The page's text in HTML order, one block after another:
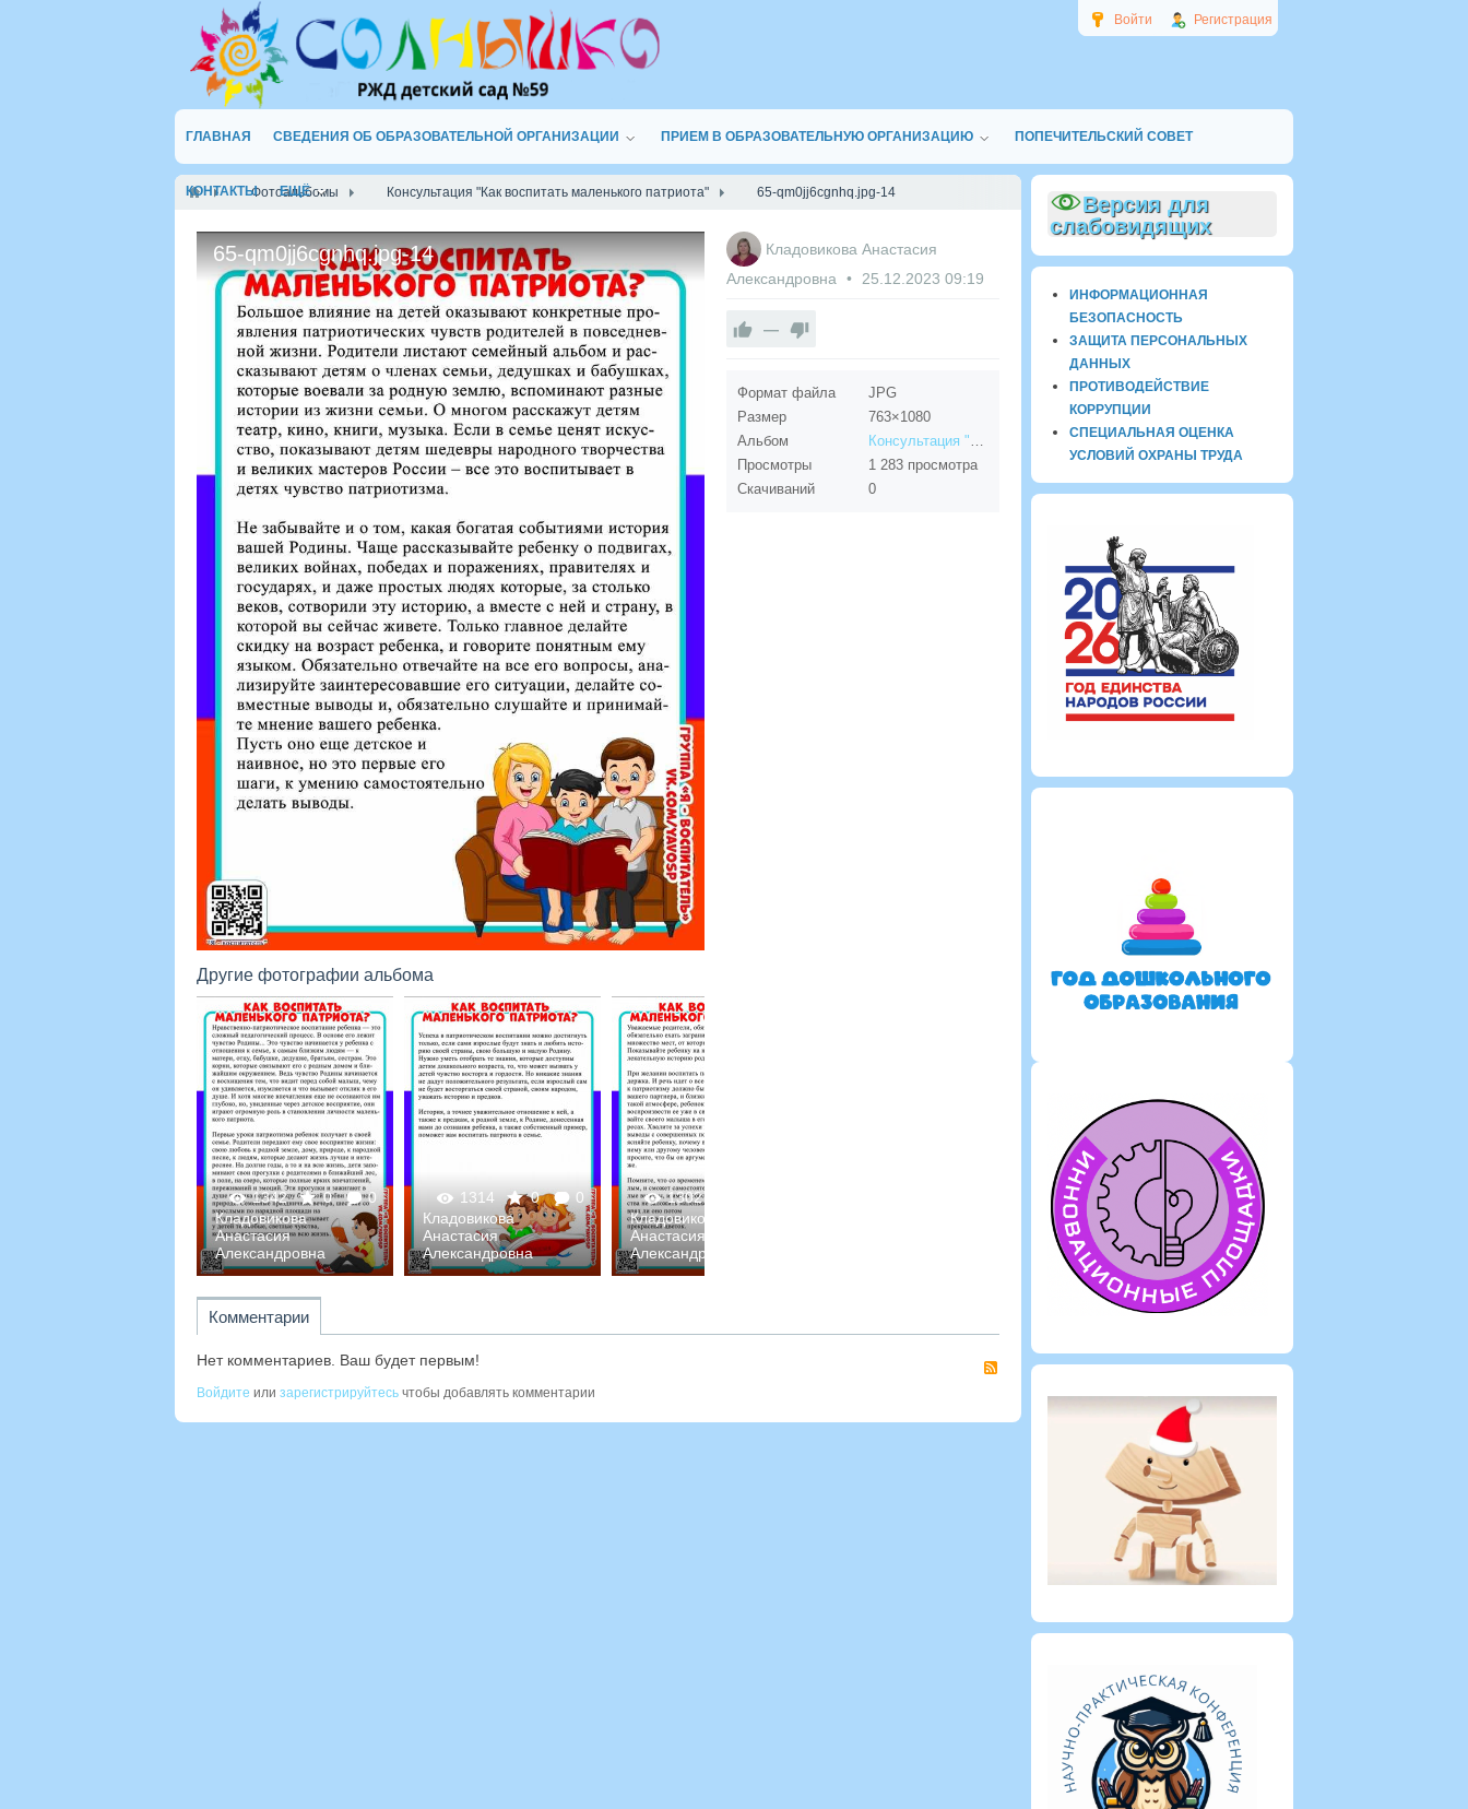
Войти Регистрация
ГЛАВНАЯ СВЕДЕНИЯ ОБ ОБРАЗОВАТЕЛЬНОЙ ОРГАНИЗАЦИИ ПРИЕМ В ОБРАЗОВАТЕЛЬНУЮ ОРГАНИЗАЦИЮ ПОПЕЧИТЕЛЬСКИЙ СОВЕТ
КОНТАКТЫ ЕЩЁ
Фотоальбомы Консультация "Как воспитать маленького патриота" 65-qm0jj6cgnhq.jpg-14
65-qm0jj6cgnhq.jpg-14
Другие фотографии альбома
1342 0
0
Кладовикова
Анастасия
Александровна
1314 0
0
Кладовикова
Анастасия
Александровна
1302
Кладовикова
Анастасия
Александровна
1231
Кладовикова
Анастасия
Александровна
Кладовикова
Анастасия
Александровна
Кладовикова Анастасия
Александровна
25.12.2023 09:19
—
Формат файла
JPG
Размер
763×1080
Альбом
Консультация "Как воспитать маленького патриота"
Просмотры
1 283 просмотра
Скачиваний
0
Комментарии
Нет комментариев. Ваш будет первым!
Войдите или зарегистрируйтесь чтобы добавлять комментарии
Версия для
слабовидящих
ИНФОРМАЦИОННАЯ
БЕЗОПАСНОСТЬ
ЗАЩИТА ПЕРСОНАЛЬНЫХ
ДАННЫХ
ПРОТИВОДЕЙСТВИЕ
КОРРУПЦИИ
СПЕЦИАЛЬНАЯ ОЦЕНКА
УСЛОВИЙ ОХРАНЫ ТРУДА